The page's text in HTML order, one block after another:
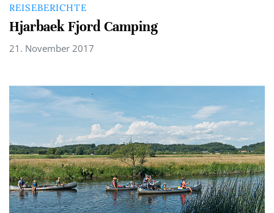
REISEBERICHTE
Hjarbaek Fjord Camping
21. November 2017